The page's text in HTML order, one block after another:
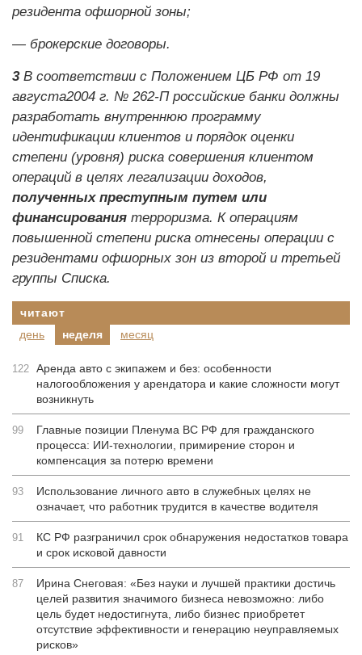
резидента офшорной зоны;
— брокерские договоры.
3В соответствии с Положением ЦБ РФ от 19
августа2004 г. № 262-П российские банки должны
разработать внутреннюю программу
идентификации клиентов и порядок оценки
степени (уровня) риска совершения клиентом
операций в целях легализации доходов,
полученных преступным путем или
финансирования терроризма. К операциям
повышенной степени риска отнесены операции с
резидентами офшорных зон из второй и третьей
группы Списка.
читают
день
неделя месяц
122 Аренда авто с экипажем и без: особенности
налогообложения у арендатора и какие сложности могут
возникнуть
99
Главные позиции Пленума ВС РФ для гражданского
процесса: ИИ-технологии, примирение сторон и
компенсация за потерю времени
93
Использование личного авто в служебных целях не
означает, что работник трудится в качестве водителя
91
КС РФ разграничил срок обнаружения недостатков товара
и срок исковой давности
87
Ирина Снеговая: «Без науки и лучшей практики достичь
целей развития значимого бизнеса невозможно: либо
цель будет недостигнута, либо бизнес приобретет
отсутствие эффективности и генерацию неуправляемых
рисков»